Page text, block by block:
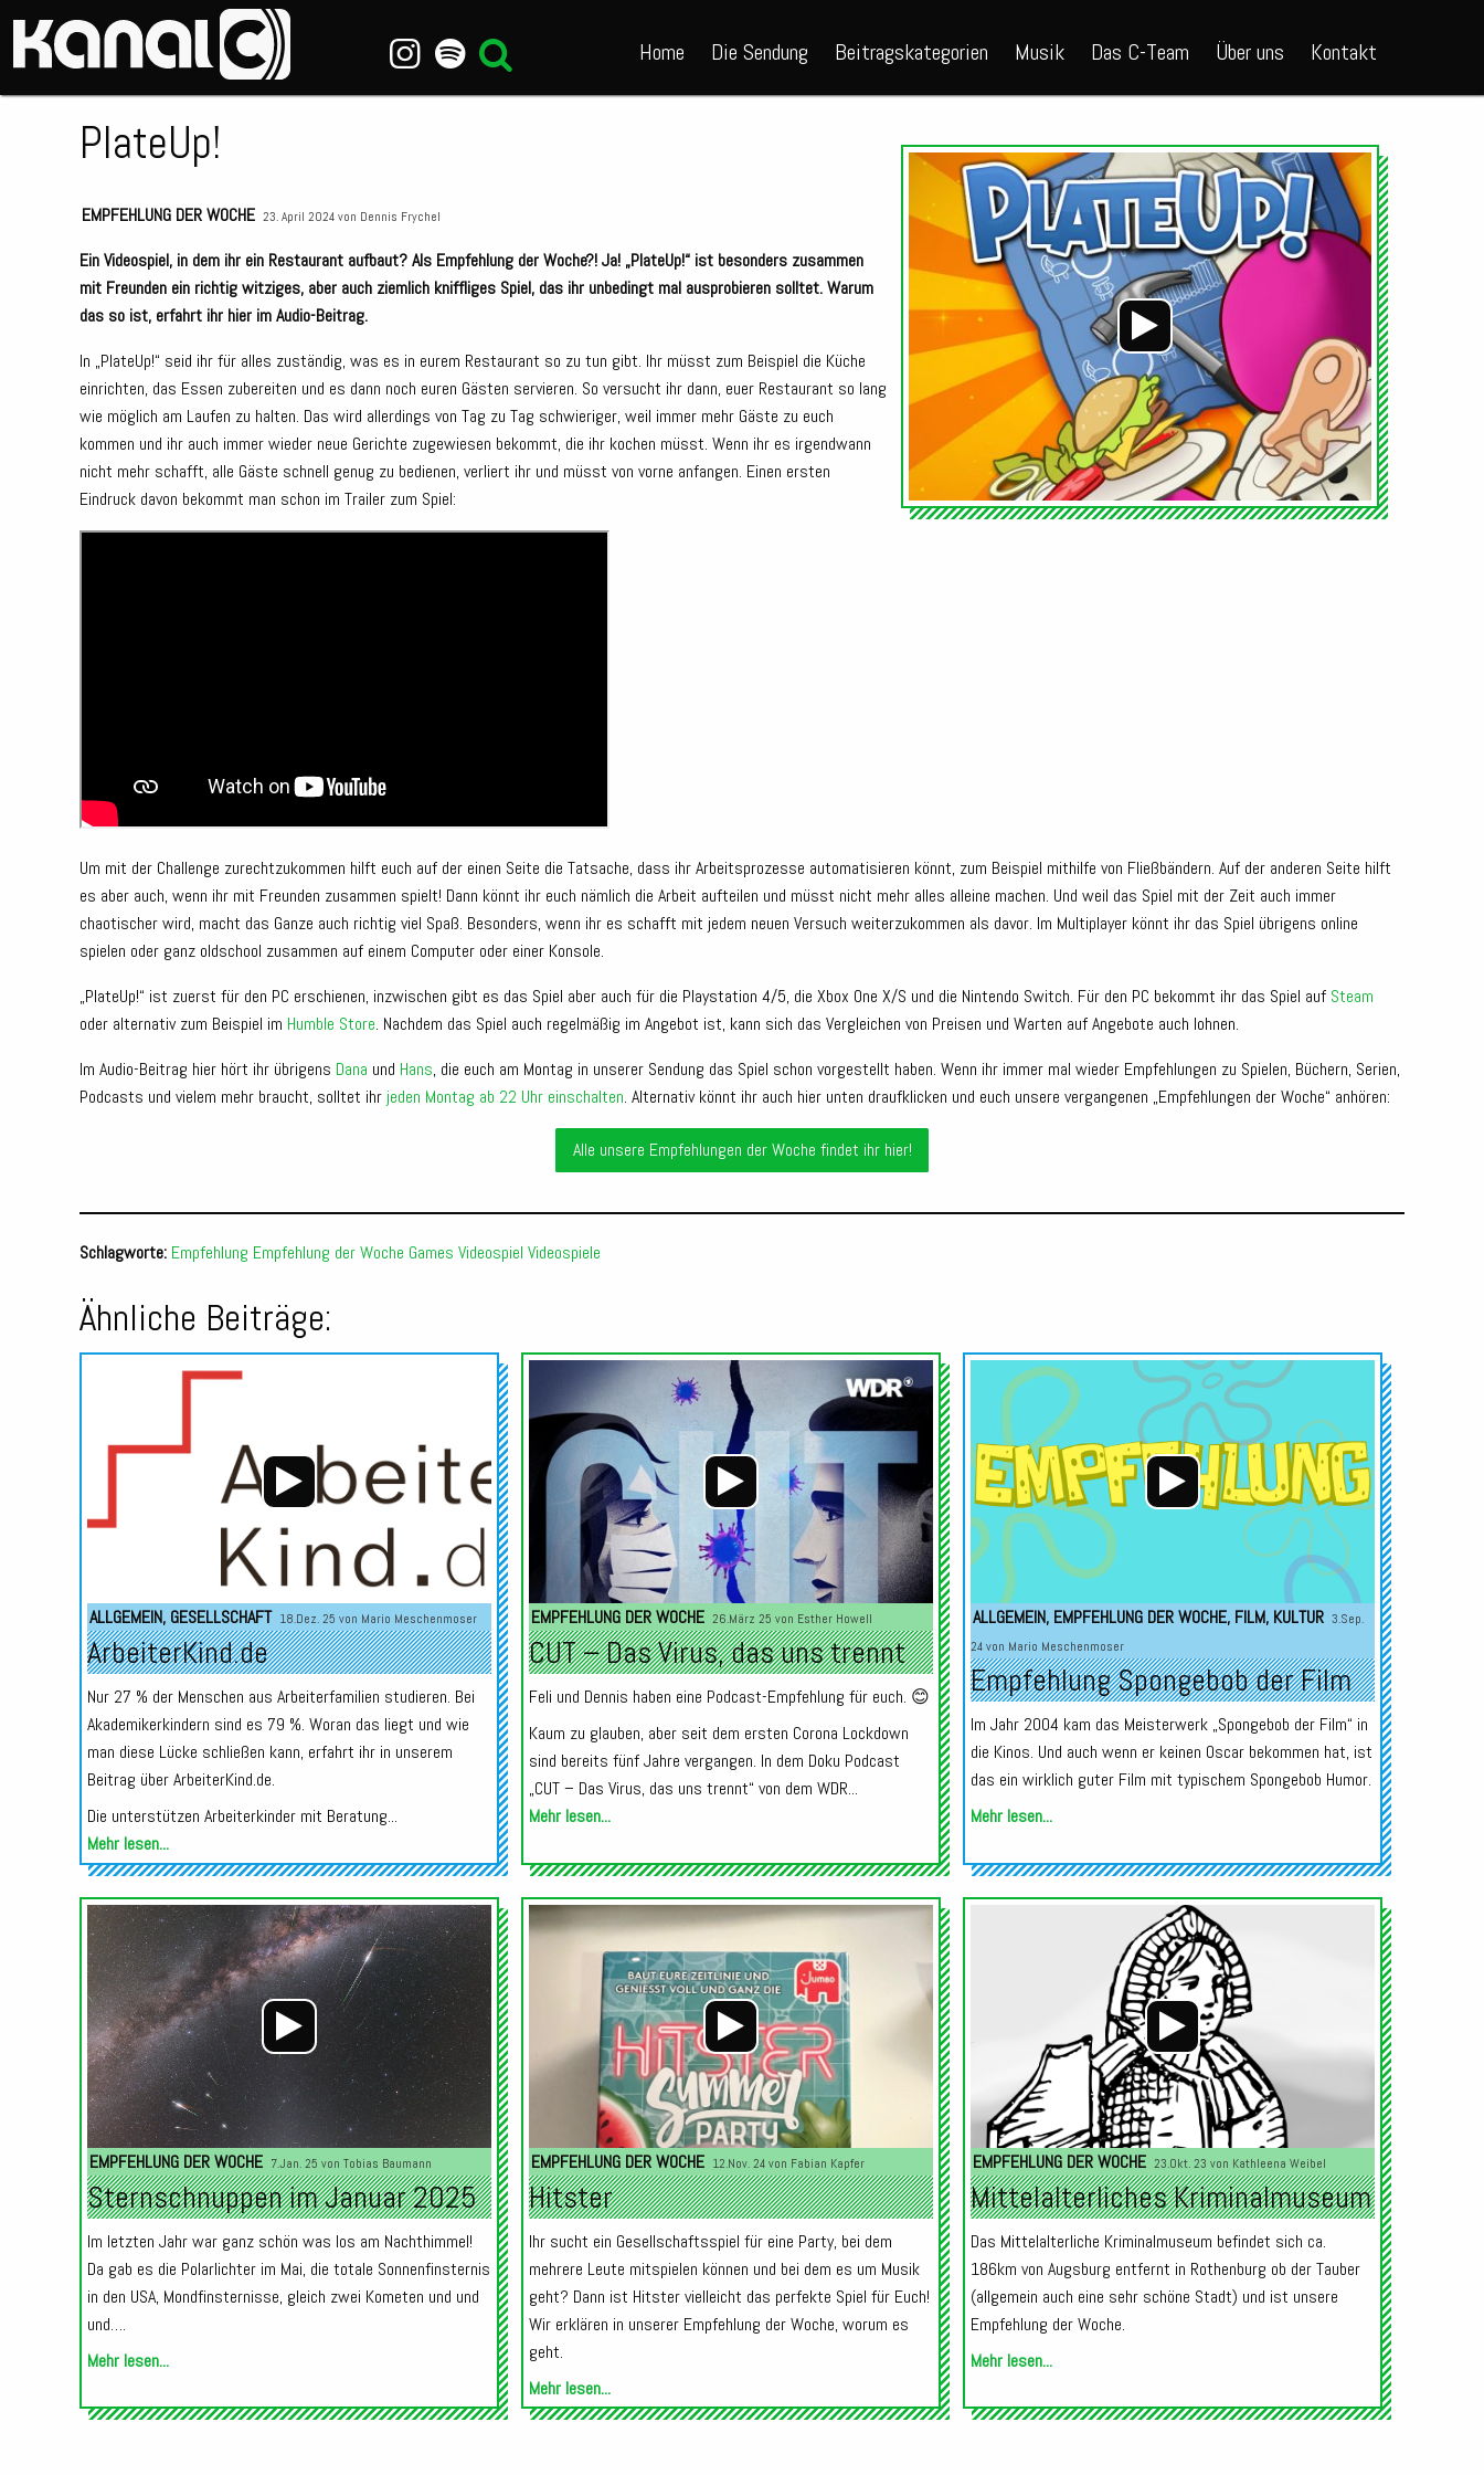
Home Die Sendung Beitragskategorien Musik Das C-Team Über uns Kontakt
Audio-
Player
PlateUp!
EMPFEHLUNG DER WOCHE 23. April 2024 von Dennis Frychel
Ein Videospiel, in dem ihr ein Restaurant aufbaut? Als Empfehlung der Woche?! Ja! „PlateUp!“ ist besonders zusammen
mit Freunden ein richtig witziges, aber auch ziemlich kniffliges Spiel, das ihr unbedingt mal ausprobieren solltet. Warum
das so ist, erfahrt ihr hier im Audio-Beitrag.
In „PlateUp!“ seid ihr für alles zuständig, was es in eurem Restaurant so zu tun gibt. Ihr müsst zum Beispiel die Küche
einrichten, das Essen zubereiten und es dann noch euren Gästen servieren. So versucht ihr dann, euer Restaurant so lang
wie möglich am Laufen zu halten. Das wird allerdings von Tag zu Tag schwieriger, weil immer mehr Gäste zu euch
kommen und ihr auch immer wieder neue Gerichte zugewiesen bekommt, die ihr kochen müsst. Wenn ihr es irgendwann
nicht mehr schafft, alle Gäste schnell genug zu bedienen, verliert ihr und müsst von vorne anfangen. Einen ersten
Eindruck davon bekommt man schon im Trailer zum Spiel:
Um mit der Challenge zurechtzukommen hilft euch auf der einen Seite die Tatsache, dass ihr Arbeitsprozesse automatisieren könnt, zum Beispiel mithilfe von Fließbändern. Auf der anderen Seite hilft
es aber auch, wenn ihr mit Freunden zusammen spielt! Dann könnt ihr euch nämlich die Arbeit aufteilen und müsst nicht mehr alles alleine machen. Und weil das Spiel mit der Zeit auch immer
chaotischer wird, macht das Ganze auch richtig viel Spaß. Besonders, wenn ihr es schafft mit jedem neuen Versuch weiterzukommen als davor. Im Multiplayer könnt ihr das Spiel übrigens online
spielen oder ganz oldschool zusammen auf einem Computer oder einer Konsole.
„PlateUp!“ ist zuerst für den PC erschienen, inzwischen gibt es das Spiel aber auch für die Playstation 4/5, die Xbox One X/S und die Nintendo Switch. Für den PC bekommt ihr das Spiel auf Steam
oder alternativ zum Beispiel im Humble Store. Nachdem das Spiel auch regelmäßig im Angebot ist, kann sich das Vergleichen von Preisen und Warten auf Angebote auch lohnen.
Im Audio-Beitrag hier hört ihr übrigens Dana und Hans, die euch am Montag in unserer Sendung das Spiel schon vorgestellt haben. Wenn ihr immer mal wieder Empfehlungen zu Spielen, Büchern, Serien,
Podcasts und vielem mehr braucht, solltet ihr jeden Montag ab 22 Uhr einschalten. Alternativ könnt ihr auch hier unten draufklicken und euch unsere vergangenen „Empfehlungen der Woche“ anhören:
Alle unsere Empfehlungen der Woche findet ihr hier!
Schlagworte: Empfehlung Empfehlung der Woche Games Videospiel Videospiele
Ähnliche Beiträge:
Audio-
Player
ALLGEMEIN, GESELLSCHAFT 18.Dez. 25 von Mario Meschenmoser
ArbeiterKind.de
Nur 27 % der Menschen aus Arbeiterfamilien studieren. Bei
Akademikerkindern sind es 79 %. Woran das liegt und wie
man diese Lücke schließen kann, erfahrt ihr in unserem
Beitrag über ArbeiterKind.de.
Die unterstützen Arbeiterkinder mit Beratung...
Mehr lesen...
Audio-
Player
EMPFEHLUNG DER WOCHE 26.März 25 von Esther Howell
CUT – Das Virus, das uns trennt
Feli und Dennis haben eine Podcast-Empfehlung für euch. 😊
Kaum zu glauben, aber seit dem ersten Corona Lockdown
sind bereits fünf Jahre vergangen. In dem Doku Podcast
„CUT – Das Virus, das uns trennt“ von dem WDR...
Mehr lesen...
Audio-
Player
ALLGEMEIN, EMPFEHLUNG DER WOCHE, FILM, KULTUR 3.Sep.
24 von Mario Meschenmoser
Empfehlung Spongebob der Film
Im Jahr 2004 kam das Meisterwerk „Spongebob der Film“ in
die Kinos. Und auch wenn er keinen Oscar bekommen hat, ist
das ein wirklich guter Film mit typischem Spongebob Humor.
Mehr lesen...
Audio-
Player
EMPFEHLUNG DER WOCHE 7.Jan. 25 von Tobias Baumann
Sternschnuppen im Januar 2025
Im letzten Jahr war ganz schön was los am Nachthimmel!
Da gab es die Polarlichter im Mai, die totale Sonnenfinsternis
in den USA, Mondfinsternisse, gleich zwei Kometen und und
und….
Mehr lesen...
Audio-
Player
EMPFEHLUNG DER WOCHE 12.Nov. 24 von Fabian Kapfer
Hitster
Ihr sucht ein Gesellschaftsspiel für eine Party, bei dem
mehrere Leute mitspielen können und bei dem es um Musik
geht? Dann ist Hitster vielleicht das perfekte Spiel für Euch!
Wir erklären in unserer Empfehlung der Woche, worum es
geht.
Mehr lesen...
Audio-
Player
EMPFEHLUNG DER WOCHE 23.Okt. 23 von Kathleena Weibel
Mittelalterliches Kriminalmuseum
Das Mittelalterliche Kriminalmuseum befindet sich ca.
186km von Augsburg entfernt in Rothenburg ob der Tauber
(allgemein auch eine sehr schöne Stadt) und ist unsere
Empfehlung der Woche.
Mehr lesen...